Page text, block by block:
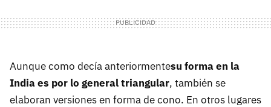
Aunque como decía anteriormentesu forma en la
India es por lo general triangular, también se
elaboran versiones en forma de cono. En otros lugares